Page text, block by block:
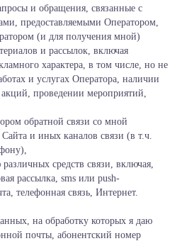
и обращения, связанные с
предоставляемыми Оператором,
(и для получения мной)
и рассылок, включая
характера, в том числе, но не
и услугах Оператора, наличии
проведении мероприятий,
обратной связи со мной
и иных каналов связи (в т.ч.
средств связи, включая,
рассылка, sms или push-
телефонная связь, Интернет.
на обработку которых я даю
почты, абонентский номер